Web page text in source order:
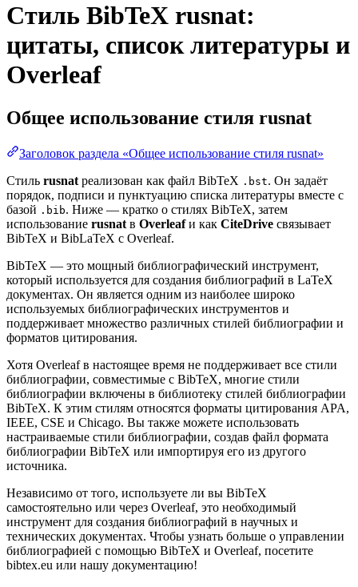
Стиль BibTeX rusnat:
цитаты, список литературы и
Overleaf
Общее использование стиля rusnat
Заголовок раздела «Общее использование стиля rusnat»
Стиль rusnat реализован как файл BibTeX .bst. Он задаёт
порядок, подписи и пунктуацию списка литературы вместе с
базой .bib. Ниже — кратко о стилях BibTeX, затем
использование rusnat в Overleafи как CiteDrive связывает
BibTeX и BibLaTeX с Overleaf.
BibTeX — это мощный библиографический инструмент,
который используется для создания библиографий в LaTeX
документах. Он является одним из наиболее широко
используемых библиографических инструментов и
поддерживает множество различных стилей библиографии и
форматов цитирования.
Хотя Overleaf в настоящее время не поддерживает все стили
библиографии, совместимые с BibTeX, многие стили
библиографии включены в библиотеку стилей библиографии
BibTeX. К этим стилям относятся форматы цитирования APA,
IEEE, CSE и Chicago. Вы также можете использовать
настраиваемые стили библиографии, создав файл формата
библиографии BibTeX или импортируя его из другого
источника.
Независимо от того, используете ли вы BibTeX
самостоятельно или через Overleaf, это необходимый
инструмент для создания библиографий в научных и
технических документах. Чтобы узнать больше о управлении
библиографией с помощью BibTeX и Overleaf, посетите
bibtex.eu или нашу документацию!